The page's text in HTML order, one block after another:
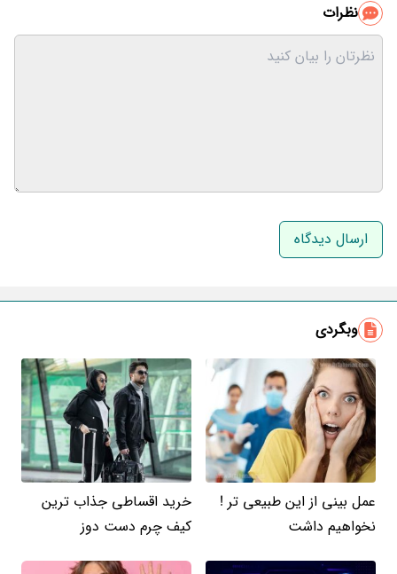
نظرات
نام و نام خانوادگی
وبگردی
عمل بینی از این طبیعی تر !
نخواهیم داشت
خرید اقساطی جذاب ترین
کیف چرم دست دوز